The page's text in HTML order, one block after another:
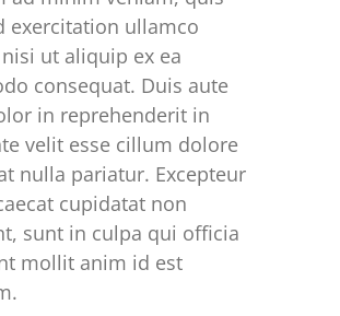
exercitation ullamco
ut aliquip ex ea
consequat. Duis aute
in reprehenderit in
velit esse cillum dolore
nulla pariatur. Excepteur
cupidatat non
sunt in culpa qui officia
mollit anim id est